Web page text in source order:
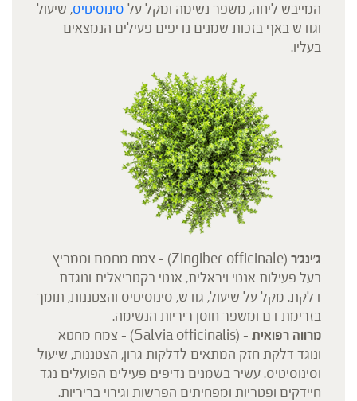
המייבש ליחה, משפר נשימה ומקל על סינוסיטיס, שיעול
וגודש באף בזכות שמנים נדיפים פעילים הנמצאים
בעליו.
ג'ינג'ר
(Zingiber officinale) – צמח מחמם וממריץ
בעל פעילות אנטי ויראלית, אנטי בקטריאלית ונוגדת
דלקת. מקל על שיעול, גודש, סינוסיטיס והצטננות, תומך
בזרימת דם ומשפר חוסן ריריות הנשימה.
מרווה רפואית
– (Salvia officinalis) – צמח מחטא
ונוגד דלקת חזק המתאים לדלקות גרון, הצטננות, שיעול
וסינוסיטיס. עשיר בשמנים נדיפים פעילים הפועלים נגד
חיידקים ופטריות ומפחיתים הפרשות וגירוי בריריות.